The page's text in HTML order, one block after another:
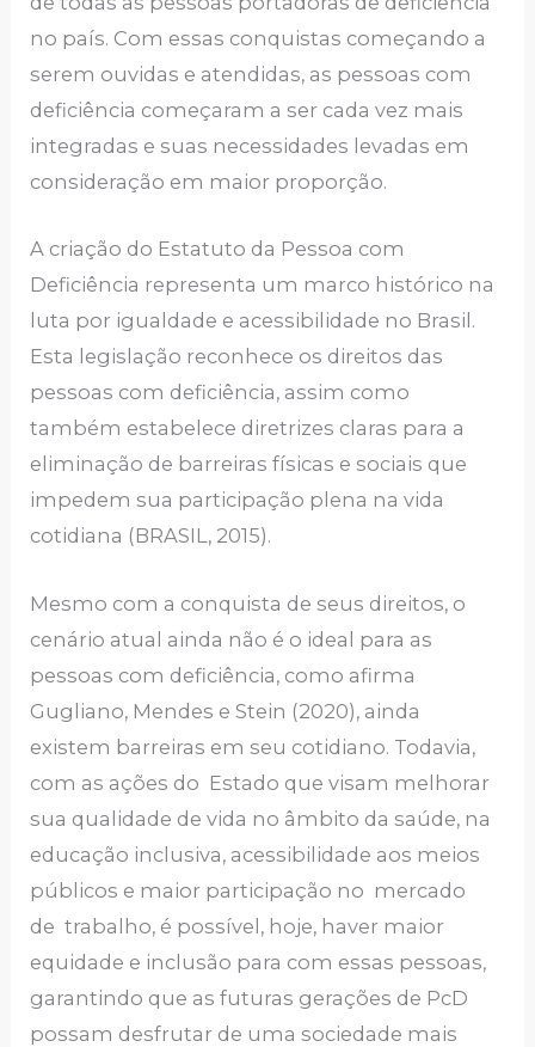
no país. Com essas conquistas começando a
serem ouvidas e atendidas, as pessoas com
deficiência começaram a ser cada vez mais
integradas e suas necessidades levadas em
consideração em maior proporção.
A criação do Estatuto da Pessoa com
Deficiência representa um marco histórico na
luta por igualdade e acessibilidade no Brasil.
Esta legislação reconhece os direitos das
pessoas com deficiência, assim como
também estabelece diretrizes claras para a
eliminação de barreiras físicas e sociais que
impedem sua participação plena na vida
cotidiana (BRASIL, 2015).
Mesmo com a conquista de seus direitos, o
cenário atual ainda não é o ideal para as
pessoas com deficiência, como afirma
Gugliano, Mendes e Stein (2020), ainda
existem barreiras em seu cotidiano. Todavia,
com as ações do Estado que visam melhorar
sua qualidade de vida no âmbito da saúde, na
educação inclusiva, acessibilidade aos meios
públicos e maior participação no mercado
de trabalho, é possível, hoje, haver maior
equidade e inclusão para com essas pessoas,
garantindo que as futuras gerações de PcD
possam desfrutar de uma sociedade mais